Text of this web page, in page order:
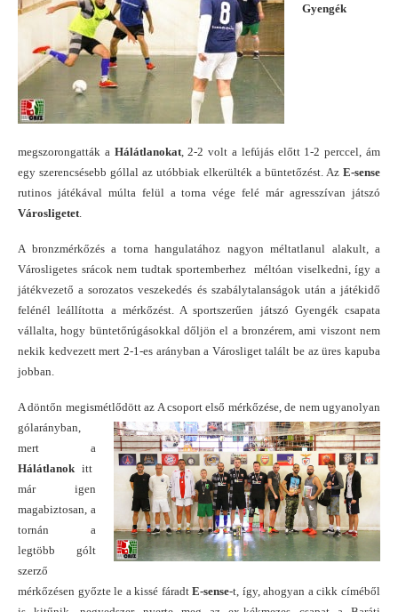
Gyengék
megszorongatták a Hálátlanokat, 2-2 volt a lefújás előtt 1-2 perccel, ám
egy szerencsésebb góllal az utóbbiak elkerülték a büntetőzést. Az E-sense
rutinos játékával múlta felül a torna vége felé már agresszívan játszó
Városligetet
A bronzmérkőzés a torna hangulatához nagyon méltatlanul alakult, a
Városligetes srácok nem tudtak sportemberhez méltóan viselkedni, így a
játékvezető a sorozatos veszekedés és szabálytalanságok után a játékidő
felénél leállította a mérkőzést. A sportszerűen játszó Gyengék csapata
vállalta, hogy büntetőrúgásokkal dőljön el a bronzérem, ami viszont nem
nekik kedvezett mert 2-1-es arányban a Városliget talált be az üres kapuba
jobban.
A döntőn megismétlődött az A csoport első mérkőzése, de nem ugyanolyan
gólarányban,
mert a
Hálátlanok itt
már igen
magabiztosan, a
tornán a
legtöbb gólt
szerző
mérkőzésen győzte le a kissé fáradtE-sense-t, így, ahogyan a cikk címéből